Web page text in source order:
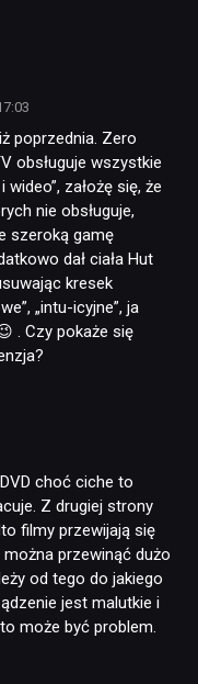
poprzednia. Zero
obsługuje wszystkie
założę się, że
nie obsługuje,
szeroką gamę
dał ciała Hut
kresek
„intu-icyjne”, ja
. Czy pokaże się
choć ciche to
Z drugiej strony
filmy przewijają się
przewinąć dużo
od tego do jakiego
jest malutkie i
może być problem.